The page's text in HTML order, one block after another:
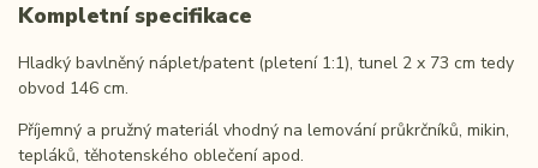
Kompletní specifikace
Hladký bavlněný náplet/patent (pletení 1:1), tunel 2 x 73 cm tedy
obvod 146 cm.
Příjemný a pružný materiál vhodný na lemování průkrčníků, mikin,
tepláků, těhotenského oblečení apod.